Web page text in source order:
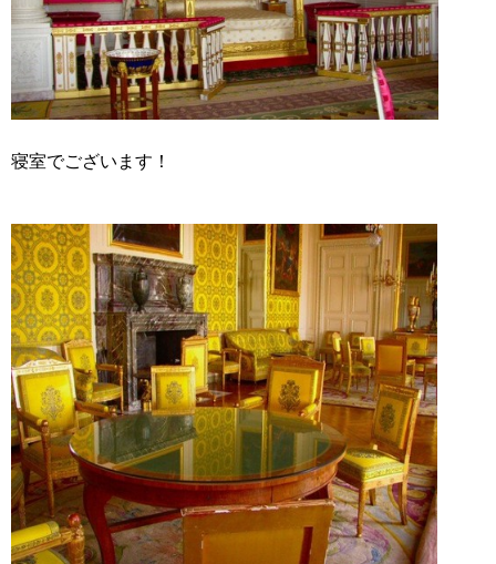
寝室でございます！